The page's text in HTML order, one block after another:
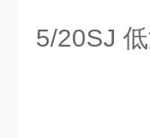
5/20SJ